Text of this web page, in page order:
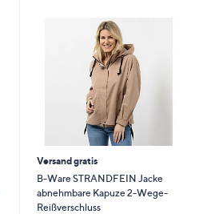
Versand gratis
B-Ware STRANDFEIN Jacke
abnehmbare Kapuze 2-Wege-
Reißverschluss